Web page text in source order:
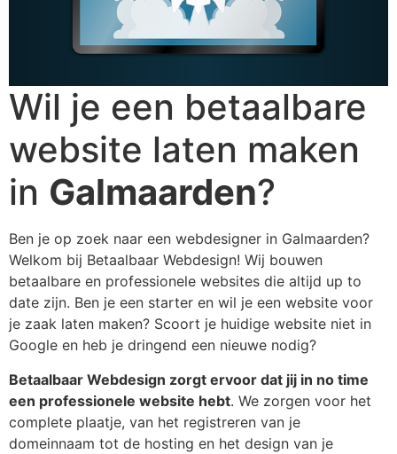
Wil je een betaalbare
website laten maken
in Galmaarden?
Ben je op zoek naar een webdesigner in Galmaarden?
Welkom bij Betaalbaar Webdesign! Wij bouwen
betaalbare en professionele websites die altijd up to
date zijn. Ben je een starter en wil je een website voor
je zaak laten maken? Scoort je huidige website niet in
Google en heb je dringend een nieuwe nodig?
Betaalbaar Webdesign zorgt ervoor dat jij in no time
een professionele website hebt. We zorgen voor het
complete plaatje, van het registreren van je
domeinnaam tot de hosting en het design van je